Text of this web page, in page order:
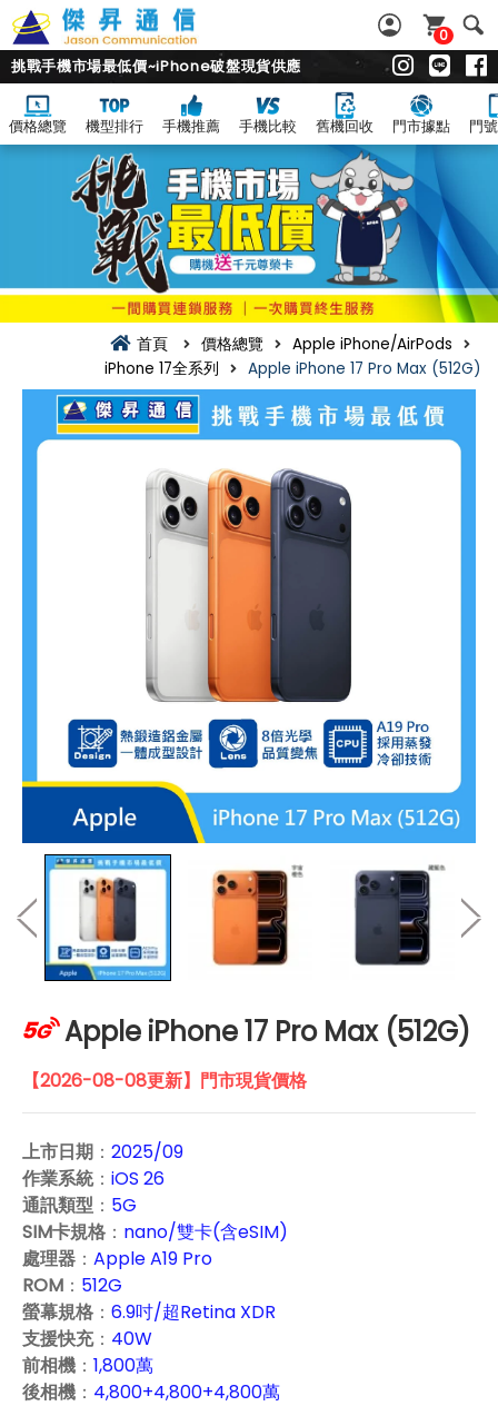
0
挑戰手機市場最低價~iPhone破盤現貨供應
價格總覽 機型排行 手機推薦 手機比較 舊機回收 門市據點 門
首頁 價格總覽
Apple iPhone/AirPods
iPhone 17全系列
Apple iPhone 17 Pro Max (512G)
Apple iPhone 17 Pro Max (512G)
【2026-08-08更新】門市現貨價格
上市日期 ： 2025/09
作業系統： iOS 26
通訊類型 ： 5G
SIM卡規格 ： nano/雙卡(含eSIM)
處理器 ： Apple A19 Pro
ROM ： 512G
螢幕規格 ： 6.9吋/超Retina XDR
支援快充： 40W
前相機 ： 1,800萬
後相機 ： 4,800+4,800+4,800萬